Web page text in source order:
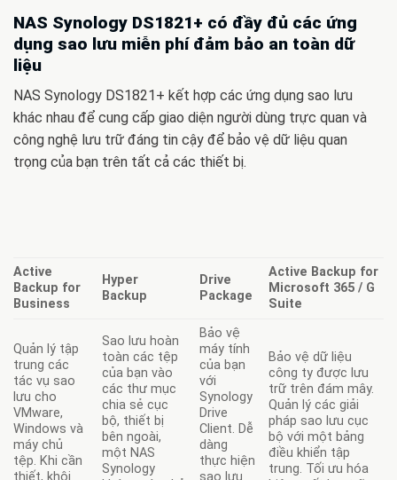
NAS Synology DS1821+ có đầy đủ các ứng
dụng sao lưu miễn phí đảm bảo an toàn dữ
liệu
NAS Synology DS1821+ kết hợp các ứng dụng sao lưu
khác nhau để cung cấp giao diện người dùng trực quan và
công nghệ lưu trữ đáng tin cậy để bảo vệ dữ liệu quan
trọng của bạn trên tất cả các thiết bị.
Active
Backup for
Business
Hyper
Backup
Drive
Package
Active Backup for
Microsoft 365 / G
Suite
Quản lý tập
trung các
tác vụ sao
lưu cho
VMware,
Windows và
máy chủ
tệp. Khi cần
thiết, khôi
Sao lưu hoàn
toàn các tệp
của bạn vào
các thư mục
chia sẻ cục
bộ, thiết bị
bên ngoài,
một NAS
Synology
Bảo vệ
máy tính
của bạn
với
Synology
Drive
Client. Dễ
dàng
thực hiện
sao lưu
Bảo vệ dữ liệu
công ty được lưu
trữ trên đám mây.
Quản lý các giải
pháp sao lưu cục
bộ với một bảng
điều khiển tập
trung. Tối ưu hóa